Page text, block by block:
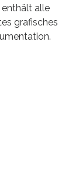
alle
grafisches